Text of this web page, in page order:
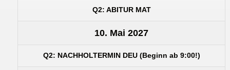
Q2: ABITUR MAT
10. Mai 2027
Q2: NACHHOLTERMIN DEU (Beginn ab 9:00!)